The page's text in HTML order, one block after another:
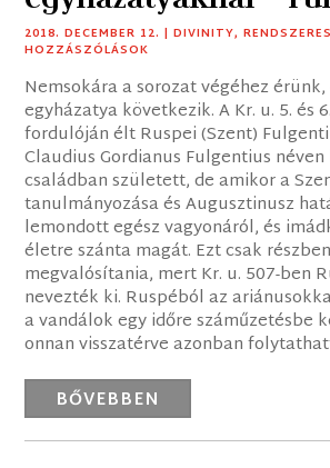
2018. DECEMBER 12. |DIVINITY,
HOZZÁSZÓLÁSOK
Nemsokára a sorozat végéhez
egyházatya következik. A Kr. u. 5. és
fordulóján élt Ruspei (Szent)
Claudius Gordianus Fulgentius
családban született, de amikor a
tanulmányozása és Augusztinusz
lemondott egész vagyonáról, és
életre szánta magát. Ezt csak
megvalósítania, mert Kr. u. 507-ben
nevezték ki. Ruspéból az
a vandálok egy időre száműzetésbe
onnan visszatérve azonban
BŐVEBBEN